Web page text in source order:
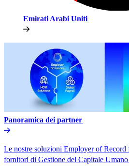
Emirati Arabi Uniti​​
Panoramica dei partner​​
Le nostre soluzioni Employer of
fornitori di Gestione del Capitale